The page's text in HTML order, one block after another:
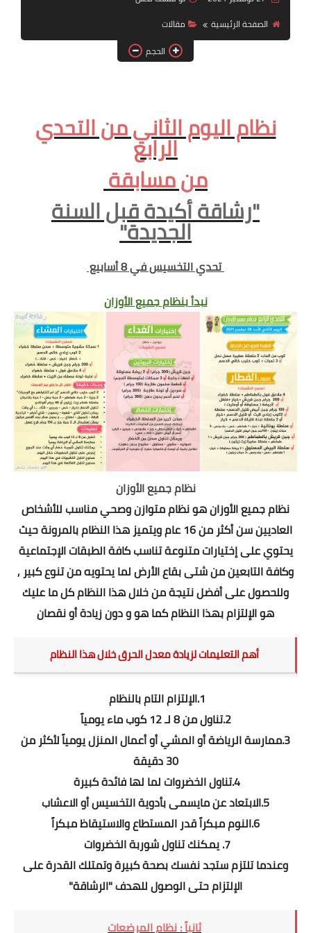
أنظمة شهر رمضان
وصفات الطعام
Diet plan
الصفحة الرئيسية
مقالات
الحجم
نظام اليوم الثاني من التحدي
الرابع
من مسابقة
"رشاقة أكيدة قبل السنة
الجديدة"
تحدي التخسيس في 8 أسابيع
نبدأ بنظام جميع الأوزان
نظام جميع الأوزان
نظام جميع الأوزان هو نظام متوازن وصحي مناسب للأشخاص
العاديين سن أكثر من 16 عام ويتميز هذا النظام بالمرونة حيث
يحتوي على إختيارات متنوعة تناسب كافة الطبقات الإجتماعية
وكافة التابعين من شتى بقاع الأرض لما يحتويه من تنوع كبير ,
وللحصول على أفضل نتيجة من خلال هذا النظام كل ما عليك
هو الإلتزام بهذا النظام كما هو و دون زيادة أو نقصان
أهم التعليمات لزيادة معدل الحرق خلال هذا النظام
1.الإلتزام التام بالنظام
2.تناول من 8 لـ 12 كوب ماء يومياً
3.ممارسة الرياضة أو المشي أو أعمال المنزل يومياً لأكثر من
30 دقيقة
4.تناول الخضروات لما لها فائدة كبيرة
5.الابتعاد عن مايسمى بأدوية التخسيس أو الاعشاب
6.النوم مبكراً قدر المستطاع والاستيقاظ مبكراً
7. يمكنك تناول شوربة الخضروات
وعندما تلتزم ستجد نفسك بصحة كبيرة وتمتلك القدرة على
الإلتزام حتى الوصول للهدف "الرشاقة"
ثانياً : نظام المرضعات